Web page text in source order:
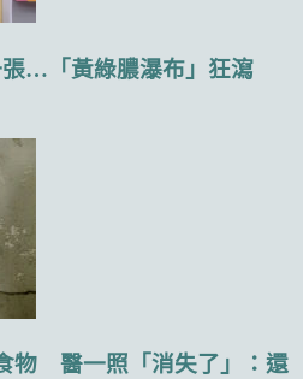
張…「黃綠膿瀑布」狂瀉
物 醫一照「消失了」：還